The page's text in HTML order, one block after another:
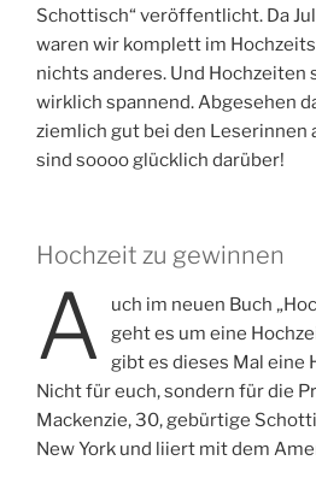
Schottisch“ veröffentlicht. Da
waren wir komplett im
nichts anderes. Und Hochzeiten
wirklich spannend. Abgesehen
ziemlich gut bei den Leserinnen
sind soooo glücklich darüber!
Hochzeit zu gewinnen
A
uch im neuen Buch
geht es um eine
gibt es dieses Mal eine
Nicht für euch, sondern für die
Mackenzie, 30, gebürtige
New York und liiert mit dem